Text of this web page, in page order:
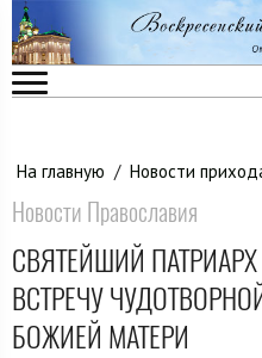
На главную / Новости
Новости Православия
СВЯТЕЙШИЙ
ВСТРЕЧУ
БОЖИЕЙ МАТЕРИ